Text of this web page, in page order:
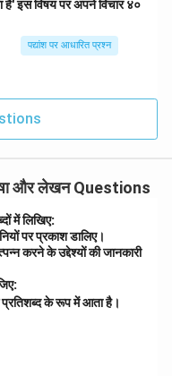
है' इस विषय पर अपने विचार ४०
पद्यांश पर आधारित प्रश्न
और लेखन Questions
में लिखिए:
पर प्रकाश डालिए।
करने के उद्देश्यों की जानकारी
के रूप में आता है।